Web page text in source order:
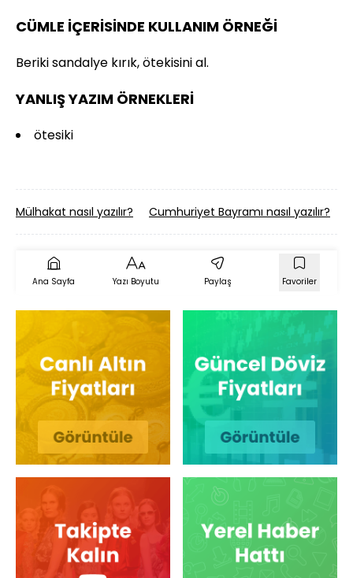
CÜMLE İÇERİSİNDE KULLANIM ÖRNEĞİ
Beriki sandalye kırık, ötekisini al.
YANLIŞ YAZIM ÖRNEKLERİ
ötesiki
Mülhakat nasıl yazılır? Cumhuriyet Bayramı nasıl yazılır?
Ana Sayfa Yazı Boyutu Paylaş Favoriler